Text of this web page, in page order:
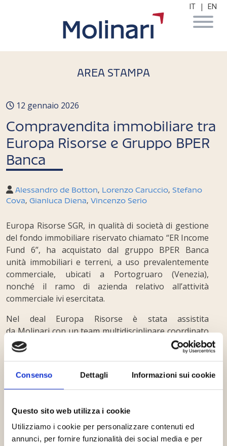
Consenso Dettagli Informazioni sui cookie
Questo sito web utilizza i cookie
Utilizziamo i cookie per personalizzare contenuti ed
annunci, per fornire funzionalità dei social media e per
IT | EN
AREA STAMPA
12 gennaio 2026
Compravendita immobiliare tra
Europa Risorse e Gruppo BPER
Banca
Alessandro de Botton Lorenzo Caruccio
Stefano
Cova
Gianluca Diena Vincenzo Serio
Europa Risorse SGR, in qualità di società di gestione
del fondo immobiliare riservato chiamato “ER Income
Fund 6”, ha acquistato dal gruppo BPER Banca
unità immobiliari e terreni, a uso prevalentemente
commerciale, ubicati a Portogruaro (Venezia),
nonché il ramo di azienda relativo all’attività
commerciale ivi esercitata.
Nel deal Europa Risorse è stata assistita
da Molinari con un team multidisciplinare coordinato
dal partner Alessandro de Botton e composto
dal senior associate Stefano Cova e
aspetti corporate e real estate, e dal partner Lorenzo
Caruccio e dall’associate Vincenzo Serio per i profili di